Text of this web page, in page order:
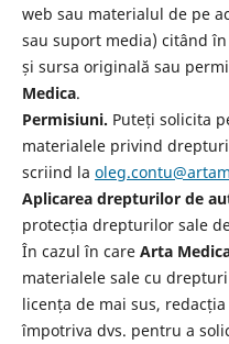
web sau materialul de pe
sau suport media) citând
și sursa originală sau
Medica.
Permisiuni. Puteți solicita
materialele privind
scriind la
Aplicarea drepturilor de
protecția drepturilor sale
În cazul în care Arta
materialele sale cu
licența de mai sus,
împotriva dvs. pentru a